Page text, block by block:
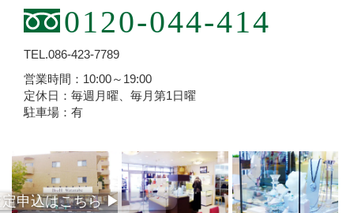
0120-044-414
TEL.086-423-7789
営業時間：10:00～19:00
定休日：毎週月曜、毎月第1日曜
駐車場：有
申込はこちら▶︎